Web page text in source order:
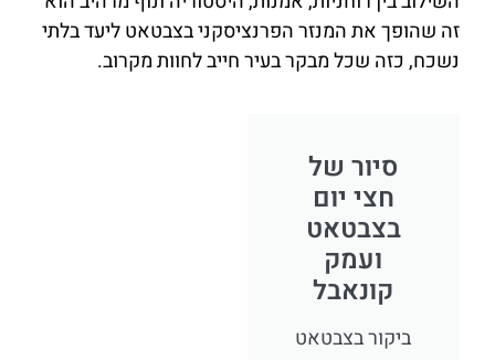
זה שהופך את המנזר הפרנציסקני בצבטאט ליעד בלתי
נשכח, כזה שכל מבקר בעיר חייב לחוות מקרוב.
סיור של
חצי יום
בצבטאט
ועמק
קונאבל
ביקור בצבטאט